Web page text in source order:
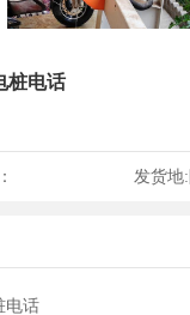
桩电话
发货地:
电话